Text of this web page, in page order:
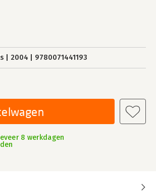
2004 9780071441193
8 werkdagen